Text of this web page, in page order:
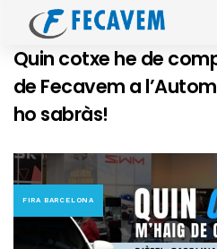
Skip
links
primary
navigation
Skip
content
Quin cotxe he de
de Fecavem a
ho sabràs!
FIRA BARCELONA